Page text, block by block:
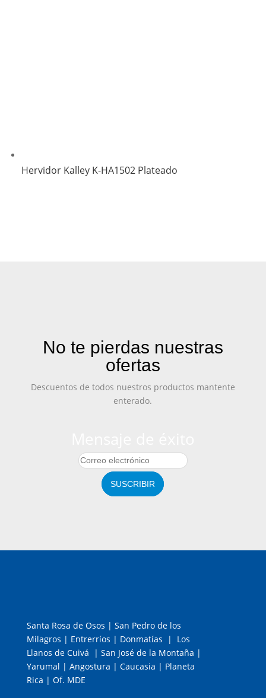
Hervidor Kalley K-HA1502 Plateado
No te pierdas nuestras
ofertas
Descuentos de todos nuestros productos mantente
enterado.
SUSCRIBIR
Santa Rosa de Osos | San Pedro de los
Milagros | Entrerríos | Donmatías | Los
Llanos de Cuivá | San José de la Montaña |
Yarumal | Angostura | Caucasia | Planeta
Rica | Of. MDE